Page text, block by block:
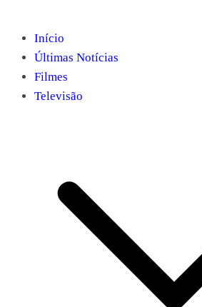
Início
Últimas Notícias
Filmes
Televisão